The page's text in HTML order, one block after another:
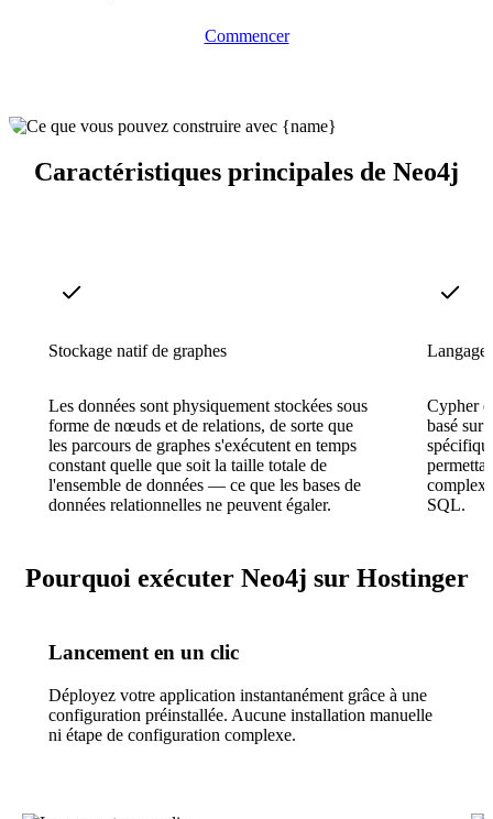
Commencer
Caractéristiques principales de Neo4j
Stockage natif de graphes
Les données sont physiquement stockées sous
forme de nœuds et de relations, de sorte que
les parcours de graphes s'exécutent en temps
constant quelle que soit la taille totale de
l'ensemble de données — ce que les bases de
données relationnelles ne peuvent égaler.
Langage
Cypher
basé sur
SQL.
Pourquoi exécuter Neo4j sur Hostinger
Lancement en un clic
Déployez votre application instantanément grâce à une
configuration préinstallée. Aucune installation manuelle
ni étape de configuration complexe.